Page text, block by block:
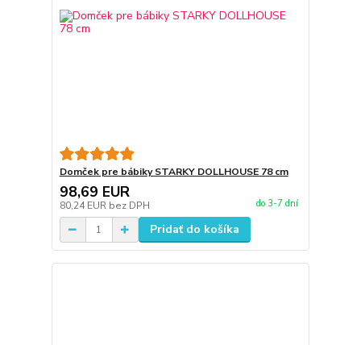
Domček pre bábiky STARKY DOLLHOUSE 78 cm
98,69 EUR
80,24 EUR bez DPH do 3-7 dní
Pridať do košíka